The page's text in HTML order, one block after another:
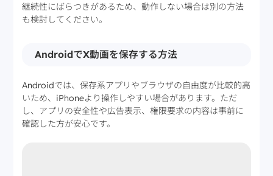
継続性にばらつきがあるため、動作しない場合は別の方法
も検討してください。
AndroidでX動画を保存する方法
Androidでは、保存系アプリやブラウザの自由度が比較的高
いため、iPhoneより操作しやすい場合があります。ただ
し、アプリの安全性や広告表示、権限要求の内容は事前に
確認した方が安心です。